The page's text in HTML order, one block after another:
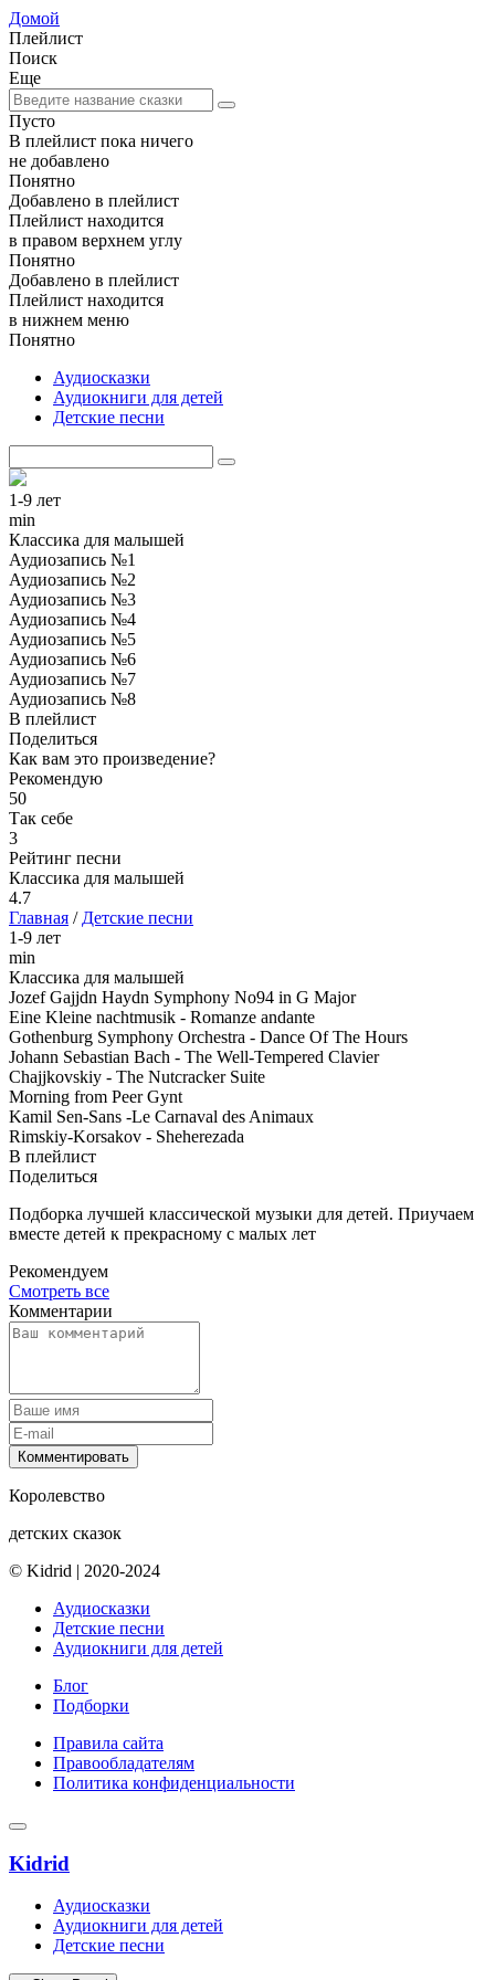
Домой
Плейлист
Поиск
Еще
Пусто
В плейлист пока ничего
не добавлено
Понятно
Добавлено в плейлист
Плейлист находится
в правом верхнем углу
Понятно
Добавлено в плейлист
Плейлист находится
в нижнем меню
Понятно
Аудиосказки
Аудиокниги для детей
Детские песни
1-9 лет
min
Классика для малышей
Аудиозапись №1
Аудиозапись №2
Аудиозапись №3
Аудиозапись №4
Аудиозапись №5
Аудиозапись №6
Аудиозапись №7
Аудиозапись №8
В плейлист
Поделиться
Как вам это произведение?
Рекомендую
50
Так себе
3
Рейтинг песни
Классика для малышей
4.7
Главная / Детские песни
1-9 лет
min
Классика для малышей
Jozef Gajjdn Haydn Symphony No94 in G Major
Eine Kleine nachtmusik - Romanze andante
Gothenburg Symphony Orchestra - Dance Of The Hours
Johann Sebastian Bach - The Well-Tempered Clavier
Chajjkovskiy - The Nutcracker Suite
Morning from Peer Gynt
Kamil Sen-Sans -Le Carnaval des Animaux
Rimskiy-Korsakov - Sheherezada
В плейлист
Поделиться
Подборка лучшей классической музыки для детей. Приучаем
вместе детей к прекрасному с малых лет
Рекомендуем
Смотреть все
Комментарии
Комментировать
Королевство
детских сказок
© Kidrid | 2020-2024
Аудиосказки
Детские песни
Аудиокниги для детей
Блог
Подборки
Правила сайта
Правообладателям
Политика конфиденциальности
Kidrid
Аудиосказки
Аудиокниги для детей
Детские песни